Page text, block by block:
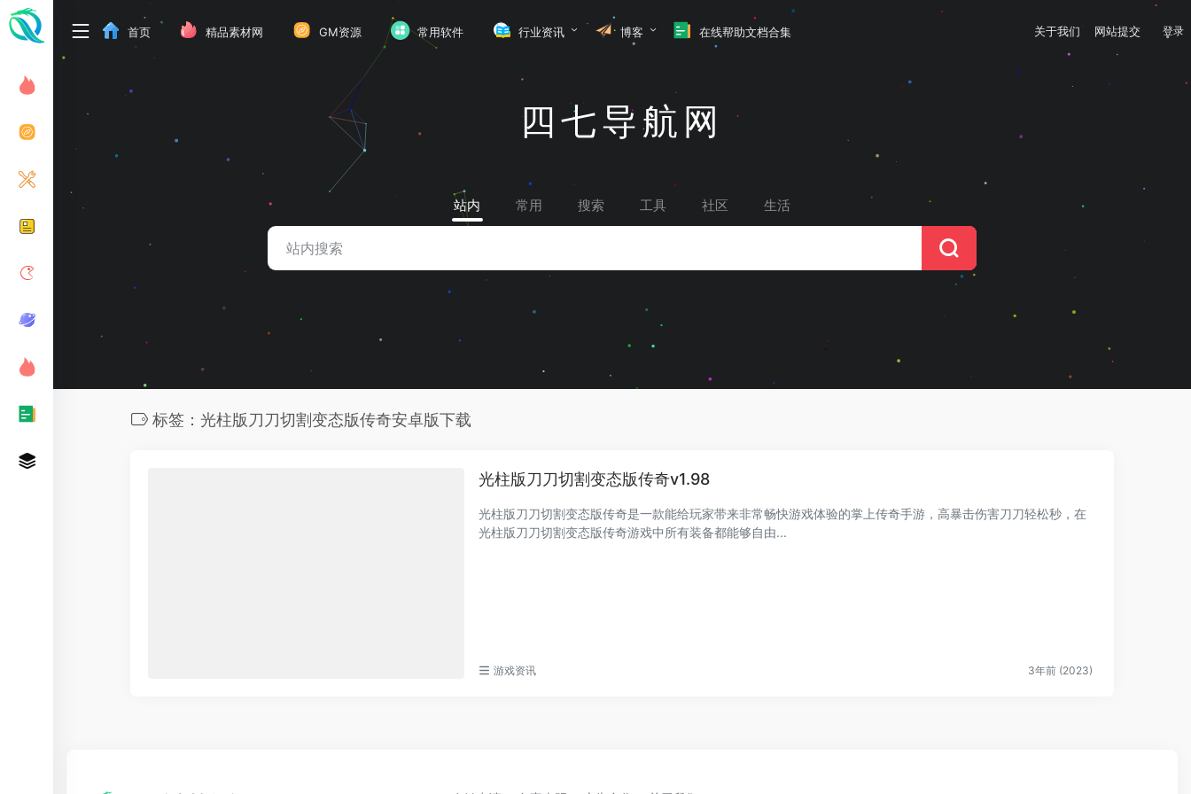
首页 精品素材网 GM资源 常用软件 行业资讯 博客 在线帮助文档合集 关于我们 网站提交 登录
四七导航网
站内 常用 搜索 工具 社区 生活
标签：光柱版刀刀切割变态版传奇安卓版下载
光柱版刀刀切割变态版传奇v1.98
光柱版刀刀切割变态版传奇是一款能给玩家带来非常畅快游戏体验的掌上传奇手游，高暴击伤害刀刀轻松秒，在
光柱版刀刀切割变态版传奇游戏中所有装备都能够自由...
游戏资讯 3年前 (2023)